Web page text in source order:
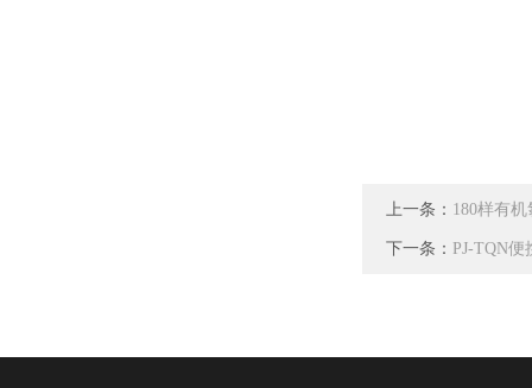
上一条： 180样有
下一条： PJ-TQN